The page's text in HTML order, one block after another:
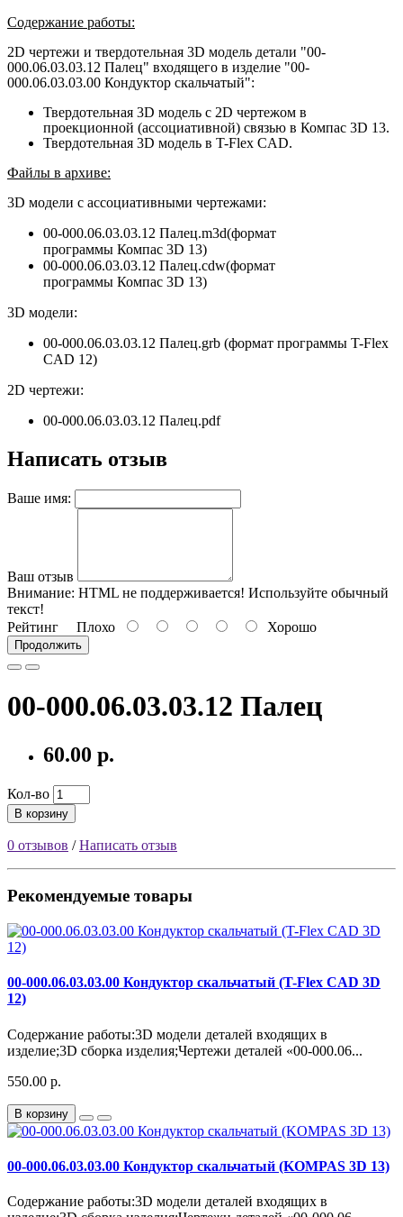
Содержание работы:
2D чертежи и твердотельная 3D модель детали "00-
000.06.03.03.12 Палец" входящего в изделие "00-
000.06.03.03.00 Кондуктор скальчатый":
Твердотельная 3D модель с 2D чертежом в
проекционной (ассоциативной) связью в Компас 3D 13.
Твердотельная 3D модель в T-Flex CAD.
Файлы в архиве:
3D модели с ассоциативными чертежами:
00-000.06.03.03.12 Палец.m3d(формат
программы Компас 3D 13)
00-000.06.03.03.12 Палец.cdw(формат
программы Компас 3D 13)
3D модели:
00-000.06.03.03.12 Палец.grb (формат программы T-Flex
CAD 12)
2D чертежи:
00-000.06.03.03.12 Палец.pdf
Написать отзыв
Ваше имя:
Ваш отзыв
Внимание: HTML не поддерживается! Используйте обычный
текст!
Рейтинг Плохо Хорошо
Продолжить
00-000.06.03.03.12 Палец
60.00 р.
Кол-во
В корзину
0 отзывов /Написать отзыв
Рекомендуемые товары
00-000.06.03.03.00 Кондуктор скальчатый (T-Flex CAD 3D
12)
Содержание работы:3D модели деталей входящих в
изделие;3D сборка изделия;Чертежи деталей «00-000.06...
550.00 р.
В корзину
00-000.06.03.03.00 Кондуктор скальчатый (KOMPAS 3D 13)
Содержание работы:3D модели деталей входящих в